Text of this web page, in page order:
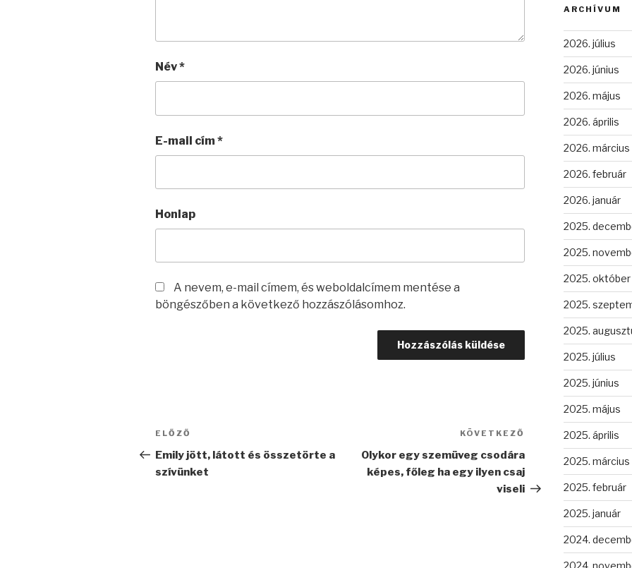
Név*
E-mail cím*
Honlap
A nevem, e-mail címem, és weboldalcímem mentése a
böngészőben a következő hozzászólásomhoz.
Bejegyzés
navigáció
Korábbi
bejegyzés
ELŐZŐ
Emily jött, látott és összetörte a
szívünket
Következő
bejegyzés
KÖVETKEZŐ
Olykor egy szemüveg csodára
képes, főleg ha egy ilyen csaj
viseli
ARCHÍVUM
2026. július
2026. június
2026. május
2026. április
2026. március
2026. február
2026. január
2025.
2025.
2025. október
2025.
2025.
2025. július
2025. június
2025. május
2025. április
2025. március
2025. február
2025. január
2024.